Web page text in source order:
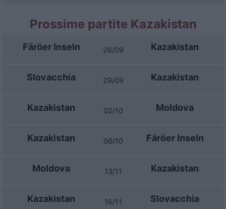
Prossime partite Kazakistan
Färöer Inseln 26/09 Kazakistan
Slovacchia 29/09 Kazakistan
Kazakistan 02/10 Moldova
Kazakistan 06/10 Färöer Inseln
Moldova 13/11 Kazakistan
Kazakistan 16/11 Slovacchia